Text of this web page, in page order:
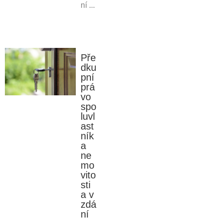
ní ...
Pře
dku
pní
prá
vo
spo
luvl
ast
ník
a
ne
mo
vito
sti
a v
zdá
ní